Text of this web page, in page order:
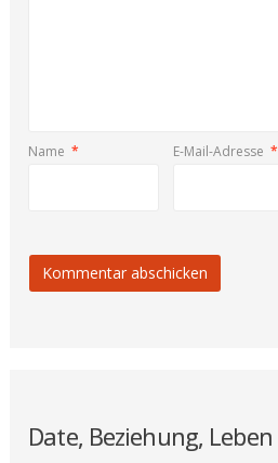
Name * E-Mail-Adresse *
Date, Beziehung, Leben